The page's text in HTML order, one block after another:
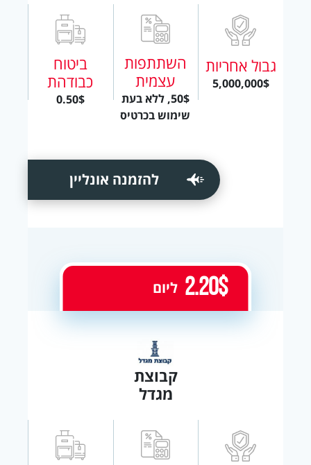
גבול אחריות
5,000,000$
השתתפות
עצמית
50$, ללא בעת
שימוש בכרטיס
ביטוח
כבודהת
0.50$
להזמנה אונליין
קבוצת
מגדל
2.20$ ליום